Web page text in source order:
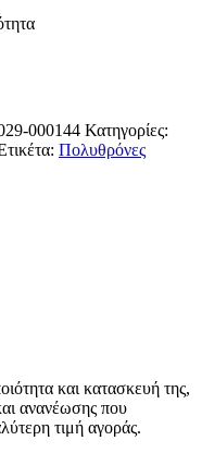
000144 Κατηγορίες:
Πολυθρόνες
και κατασκευή της,
ανανέωσης που
τιμή αγοράς.